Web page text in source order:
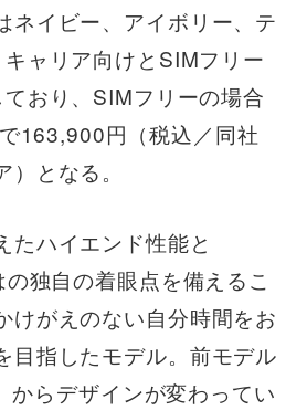
ネイビー、アイボリー、テ
ャリア向けとSIMフリー
おり、SIMフリーの場合
163,900円（税込／同社
となる。
たハイエンド性能と
独自の着眼点を備えるこ
けがえのない自分時間をお
目指したモデル。前モデル
からデザインが変わってい